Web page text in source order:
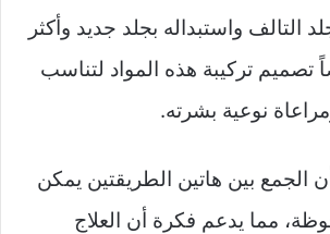
التالف واستبداله بجلد جديد وأكثر
تصميم تركيبة هذه المواد لتناسب
نوعية بشرته.
الجمع بين هاتين الطريقتين يمكن
مما يدعم فكرة أن العلاج